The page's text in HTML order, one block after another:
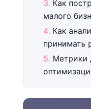
Как
малого
Как
принимать
Метрики